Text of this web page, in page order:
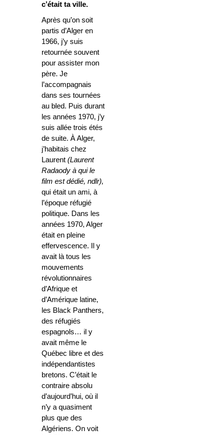
c’était ta ville.
Après qu’on soit
partis d’Alger en
1966, j’y suis
retournée souvent
pour assister mon
père. Je
l’accompagnais
dans ses tournées
au bled. Puis durant
les années 1970, j’y
suis allée trois étés
de suite. À Alger,
j’habitais chez
Laurent (Laurent
Radaody à qui le
film est dédié, ndlr),
qui était un ami, à
l’époque réfugié
politique. Dans les
années 1970, Alger
était en pleine
effervescence. Il y
avait là tous les
mouvements
révolutionnaires
d’Afrique et
d’Amérique latine,
les Black Panthers,
des réfugiés
espagnols… il y
avait même le
Québec libre et des
indépendantistes
bretons. C’était le
contraire absolu
d’aujourd’hui, où il
n’y a quasiment
plus que des
Algériens. On voit